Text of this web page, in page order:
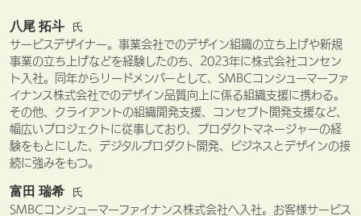
八尾 拓斗 氏
サービスデザイナー。事業会社でのデザイン組織の立ち上げや新規
事業の立ち上げなどを経験したのち、2023年に株式会社コンセン
ト入社。同年からリードメンバーとして、SMBCコンシューマーファ
イナンス株式会社でのデザイン品質向上に係る組織支援に携わる。
その他、クライアントの組織開発支援、コンセプト開発支援など、
幅広いプロジェクトに従事しており、プロダクトマネージャーの経
験をもとにした、デジタルプロダクト開発、ビジネスとデザインの接
続に強みをもつ。
富田 瑞希 氏
SMBCコンシューマーファイナンス株式会社へ入社。お客様サービス